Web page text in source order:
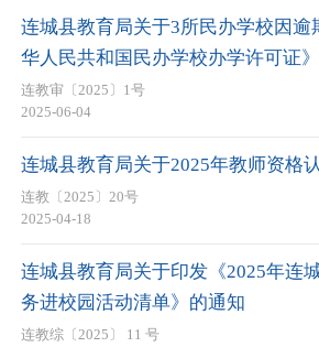
连城县教育局关于3所民办学校因逾
华人民共和国民办学校办学许可证
连教审〔2025〕1号
2025-06-04
连城县教育局关于2025年教师资格
连教〔2025〕20号
2025-04-18
连城县教育局关于印发《2025年连
务进校园活动清单》的通知
连教综〔2025〕 11 号